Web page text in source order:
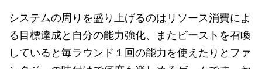
システムの周りを盛り上げるのはリソース消費によ
る目標達成と自分の能力強化、またビーストを召喚
していると毎ラウンド１回の能力を使えたりとファ